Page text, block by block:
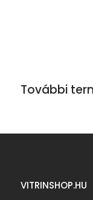
További
VITRINSHOP.HU